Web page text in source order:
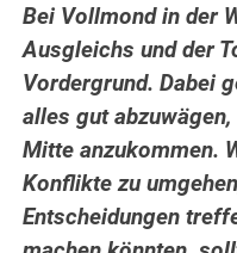
Bei Vollmond in der
Ausgleichs und der
Vordergrund.Dabei
alles gut
Mitte anzukommen.
Konflikte zu
Entscheidungen